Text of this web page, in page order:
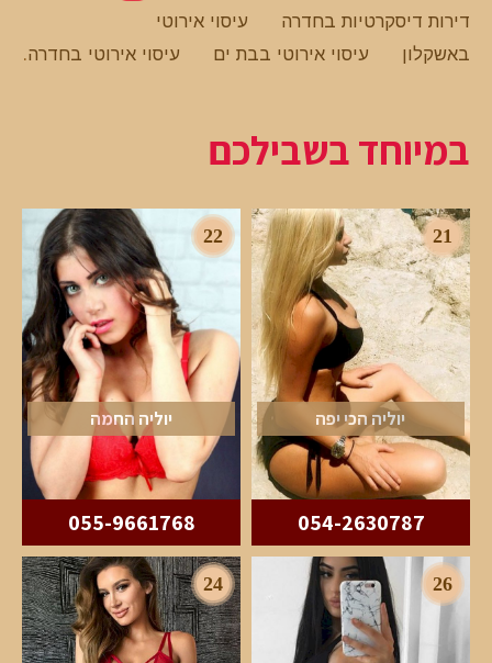
דירות דיסקרטיות בחדרה
עיסוי אירוטי
באשקלון
עיסוי אירוטי בבת ים עיסוי אירוטי בחדרה.
במיוחד בשבילכם
21
יוליה הכי יפה
054-2630787
22
יוליה החמה
055-9661768
26
24